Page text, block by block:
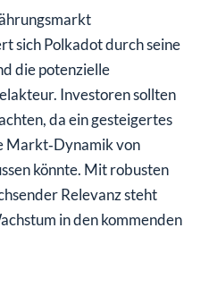
sich Polkadot durch seine
die potenzielle
Investoren sollten
da ein gesteigertes
Markt‑Dynamik von
könnte. Mit robusten
Relevanz steht
in den kommenden